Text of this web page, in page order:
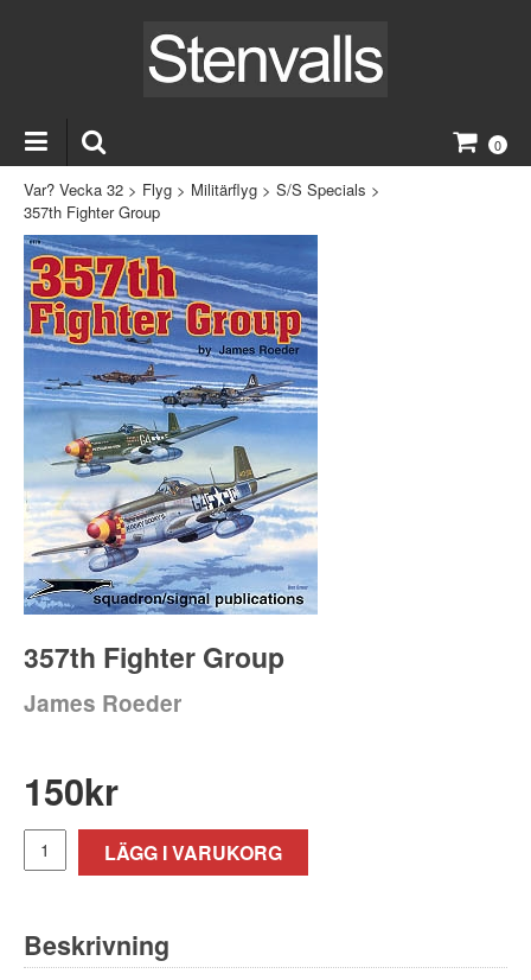
0
Var? Vecka 32 > Flyg > Militärflyg > S/S Specials >
357th Fighter Group
357th Fighter Group
James Roeder
150kr
LÄGG I VARUKORG
Beskrivning